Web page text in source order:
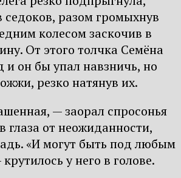
седоков, разом громыхнув
колесом заскочив в
От этого толчка Семёна
и он бы упал навзничь, но
резко натянув их.
— заорал спросонья
глаза от неожиданности,
«И могут быть под любым
у него в голове.